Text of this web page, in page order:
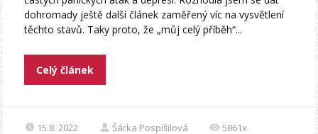
dohromady ještě další článek zaměřený víc na vysvětlení
těchto stavů. Taky proto, že „můj celý příběh“...
Celý článek
15.8. 2022 Šárka Pospíšilová 5861x